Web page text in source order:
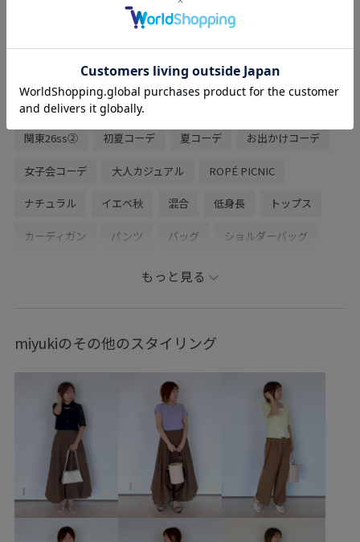
スリットデザインがポイントのパンプスで
す。
関連タグ
関東26ss② 初夏コーデ 夏コーデ お出かけコーデ
女子会コーデ 大人カジュアル ROPÉ PICNIC
ナチュラル イエベ秋 混合 低身長 トップス
カーディガン パンツ バッグ ショルダーバッグ
GDK16180
RP26SS_goods RP26SS着映えトップス
アクセサリー オケージョン
オフィスカジュアル カジュアル シャツ
シャツワンピース シワ感 シンプル スクエアトゥ
スッキリ スッキリ見え ストラップ ストレスフリー
スリット チェーン デイリーで活躍
もっと見る
miyukiのその他のスタイリング